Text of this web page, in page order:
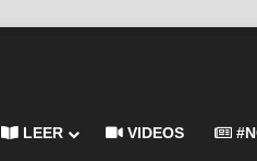
LEER VIDEOS